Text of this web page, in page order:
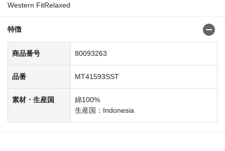
Western FitRelaxed
特徴
商品番号 80093263
品番 MT41593SST
素材・生産国
綿100%
生産国：Indonesia